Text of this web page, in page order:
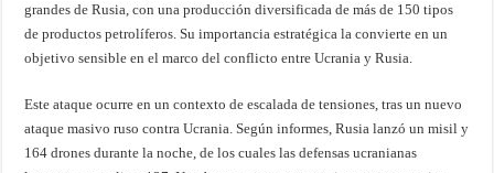
grandes de Rusia, con una producción diversificada de más de 150 tipos
de productos petrolíferos. Su importancia estratégica la convierte en un
objetivo sensible en el marco del conflicto entre Ucrania y Rusia.
Este ataque ocurre en un contexto de escalada de tensiones, tras un nuevo
ataque masivo ruso contra Ucrania. Según informes, Rusia lanzó un misil y
164 drones durante la noche, de los cuales las defensas ucranianas